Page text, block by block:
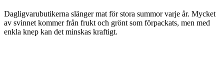
Dagligvarubutikerna slänger mat för stora summor varje år. Mycket
av svinnet kommer från frukt och grönt som förpackats, men med
enkla knep kan det minskas kraftigt.